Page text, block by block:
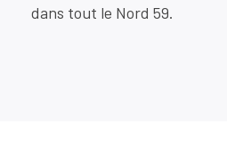
dans tout le Nord 59.